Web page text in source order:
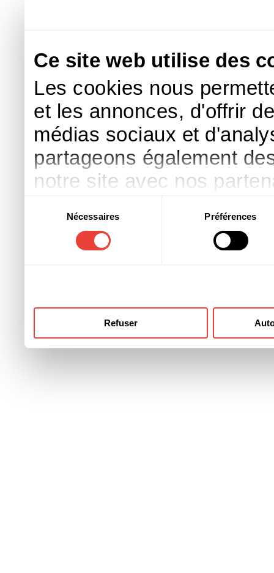
Ce site web utilise des
Les cookies nous
et les annonces, d'offrir
médias sociaux et
partageons également
notre site avec nos
d'autres informations
ont collectées lors de
consentement
Nécessaires Préférences
Refuser